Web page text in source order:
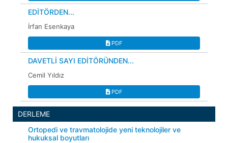
EDİTÖRDEN...
İrfan Esenkaya
PDF
DAVETLİ SAYI EDİTÖRÜNDEN...
Cemil Yıldız
PDF
DERLEME
Ortopedi ve travmatolojide yeni teknolojiler ve
hukuksal boyutları